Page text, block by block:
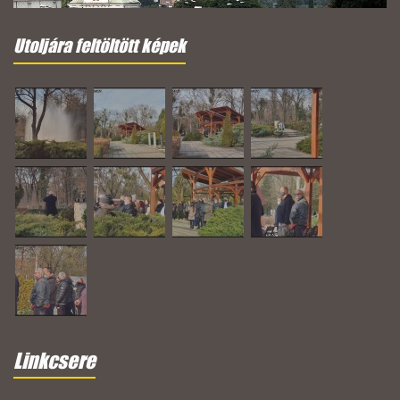
Utoljára feltöltött képek
Linkcsere